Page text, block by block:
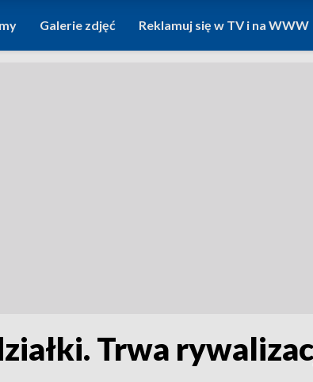
Galerie zdjęć Reklamuj się w TV i na WWW
Trwa